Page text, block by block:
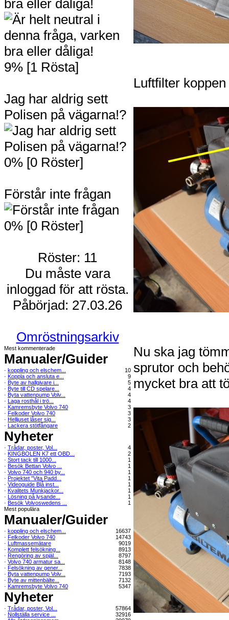
bra eller dåliga!
9% [1 Rösta]
Jag har aldrig sett
Polisen på vägarna!?
0% [0 Röster]
Förstår inte frågan
0% [0 Röster]
Röster: 11
Du måste vara
inloggad för att rösta.
Påbörjad: 27.03.26
Omröstningsarkiv
Mest kommenterade
Manualer/Guider
· koppling och elschem...
10
· Koppla och ansluta e...
9
· Byte av hallgivare i...
5
· Byte till CD spelare...
4
· Byta vattenpump Volv...
4
· Laga rosthål i trö...
4
· Kamremsbyte Volvo 740
3
· Felkoder Volvo 740
3
· Helljuset låser sig...
3
· Lackera stötfångare 2
Nyheter
· Trådar, poster, Vol...
4
· KINGBOLEN K7 ett OBD...
2
· Stort tack till 1000...
1
· Besök Bettan Volvo ...
1
· Volvo 740 och 940 by...
1
· Projektet "Vita Padd...
1
· Videoguide Blå inst...
1
· Kvalitets Munkjackor...
1
· Lösning på lysande...
1
· Besök Volvoswedens ...
1
Mest populära
Manualer/Guider
· koppling och elschem...
16637
· Felkoder Volvo 740
14743
· Luftmassemätare
9019
· Komplett felsökning...
8913
· Rengöring av spjäl...
8797
· Volvo 740 armatur sa...
8148
· Felsökning av gener...
7838
· Byta vattenpump Volv...
7193
· Byte av mittenbälte...
7132
· Kamremsbyte Volvo 740 5347
Nyheter
· Trådar, poster, Vol...
57864
· Nollställa service ...
32916
Luftfilter
Nu ska jag
sprutor och
mycket bra att